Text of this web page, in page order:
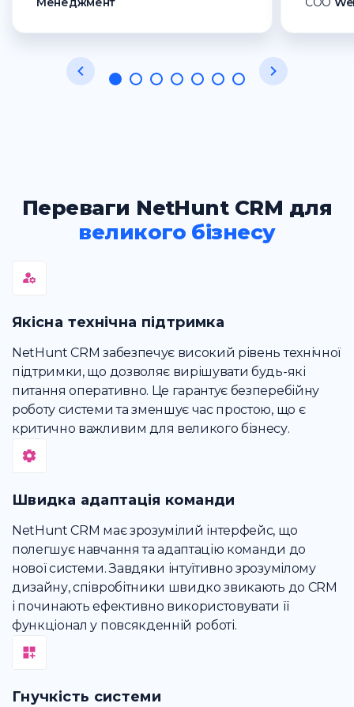
Переваги NetHunt CRM для
великого бізнесу
Якісна технічна підтримка
NetHunt CRM забезпечує високий рівень технічної
підтримки, що дозволяє вирішувати будь-які
питання оперативно. Це гарантує безперебійну
роботу системи та зменшує час простою, що є
критично важливим для великого бізнесу.
Швидка адаптація команди
NetHunt CRM має зрозумілий інтерфейс, що
полегшує навчання та адаптацію команди до
нової системи. Завдяки інтуїтивно зрозумілому
дизайну, співробітники швидко звикають до CRM
і починають ефективно використовувати її
функціонал у повсякденній роботі.
Гнучкість системи